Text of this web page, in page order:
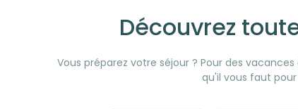
Découvrez
Vous préparez votre séjour ? Pour des
qu'il vous faut